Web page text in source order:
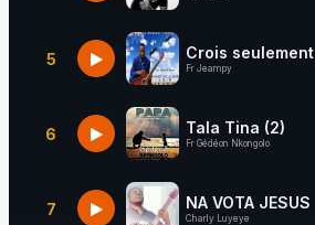
5 Crois seulement
Fr Jeampy
6 Tala Tina (2)
Fr Gédéon Nkongolo
7 NA VOTA JESUS
Charly Luyeye